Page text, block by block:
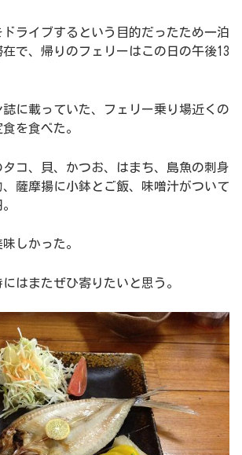
ライブするという目的だったため一泊
で、帰りのフェリーはこの日の午後13
に載っていた、フェリー乗り場近くの
を食べた。
コ、貝、かつお、はまち、島魚の刺身
薩摩揚に小鉢とご飯、味噌汁がついて
しかった。
はまたぜひ寄りたいと思う。